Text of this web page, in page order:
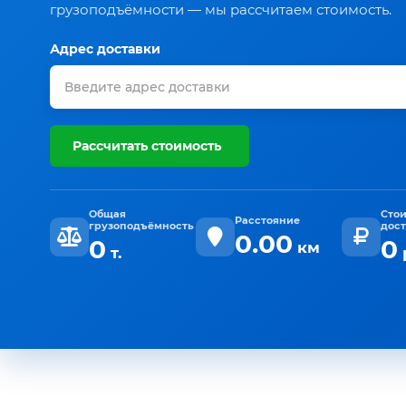
грузоподъёмности — мы рассчитаем стоимость.
Адрес доставки
Рассчитать стоимость
Общая
грузоподъёмность
0 т.
Расстояние
0.00 км 0